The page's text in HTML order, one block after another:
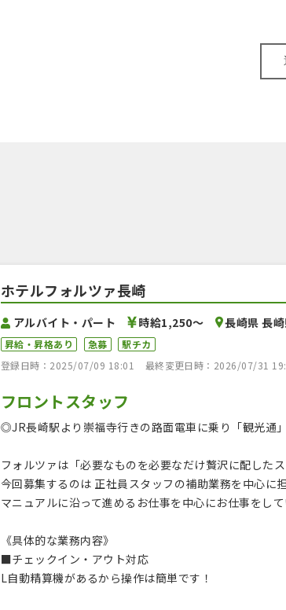
ホテルフォルツァ長崎
アルバイト・パート 時給1,250〜 長崎県 長
昇給・昇格あり 急募
駅チカ
登録日時：2025/07/09 18:01
最終変更日時：2026/07/31
フロントスタッフ
◎JR長崎駅より崇福寺行きの路面電車に乗り「観光通
フォルツァは「必要なものを必要なだけ贅沢に配したス
今回募集するのは 正社員スタッフの補助業務を中心に
マニュアルに沿って進めるお仕事を中心にお仕事をして
《具体的な業務内容》
■チェックイン・アウト対応
L自動精算機があるから操作は簡単です！